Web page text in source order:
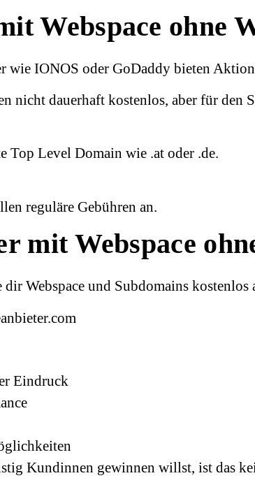
Webspace ohne
wieIONOS oderGoDaddy bieten
nicht dauerhaft kostenlos, aber für den
Top Level Domain wie .at oder .de.
reguläre Gebühren an.
mit Webspace
Webspace und Subdomains kostenlos
Eindruck
Kundinnen gewinnen willst, ist das